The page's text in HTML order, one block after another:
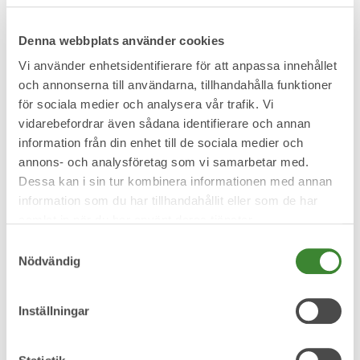
Denna webbplats använder cookies
Vi använder enhetsidentifierare för att anpassa innehållet
och annonserna till användarna, tillhandahålla funktioner
för sociala medier och analysera vår trafik. Vi
vidarebefordrar även sådana identifierare och annan
information från din enhet till de sociala medier och
annons- och analysföretag som vi samarbetar med.
Dessa kan i sin tur kombinera informationen med annan
information som du har tillhandahållit eller som de har
Nödvändig
Inställningar
blankett som beskriver avfallet och sedan gäller
karaktäriseringen löpande för den kunden och det
avfallet.
I vissa specialfall kan det krävas upprepade
deklarationer eller kemiska analyser.
Observera att kravet på karaktärisering bara gäller
som till exempel trä och brännbart – behöver inte